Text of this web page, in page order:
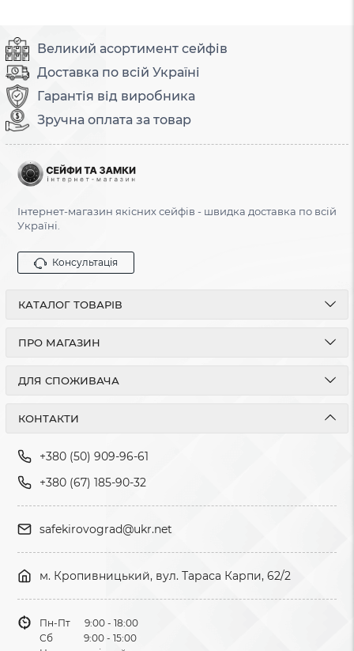
Великий асортимент сейфів
Доставка по всій Україні
Гарантія від виробника
Зручна оплата за товар
Інтернет-магазин якісних сейфів - швидка доставка по всій
Україні.
Консультація
КАТАЛОГ ТОВАРІВ
ПРО МАГАЗИН
ДЛЯ СПОЖИВАЧА
КОНТАКТИ
+380 (50) 909-96-61
+380 (67) 185-90-32
safekirovograd@ukr.net
м. Кропивницький, вул. Тараса Карпи, 62/2
Пн-Пт 9:00 - 18:00
Сб 9:00 - 15:00